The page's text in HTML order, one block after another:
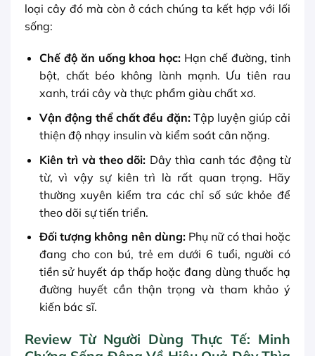
loại cây đó mà còn ở cách chúng ta kết hợp với lối
sống:
Chế độ ăn uống khoa học: Hạn chế đường, tinh
bột, chất béo không lành mạnh. Ưu tiên rau
xanh, trái cây và thực phẩm giàu chất xơ.
Vận động thể chất đều đặn:Tập luyện giúp cải
thiện độ nhạy insulin và kiểm soát cân nặng.
Kiên trì và theo dõi: Dây thìa canh tác động từ
từ, vì vậy sự kiên trì là rất quan trọng. Hãy
thường xuyên kiểm tra các chỉ số sức khỏe để
theo dõi sự tiến triển.
Đối tượng không nên dùng:Phụ nữ có thai hoặc
đang cho con bú, trẻ em dưới 6 tuổi, người có
tiền sử huyết áp thấp hoặc đang dùng thuốc hạ
đường huyết cần thận trọng và tham khảo ý
kiến bác sĩ.
Review Từ Người Dùng Thực Tế: Minh